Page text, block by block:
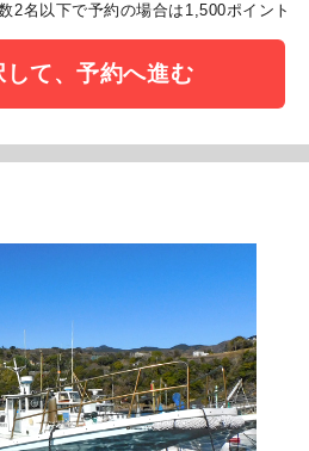
2名以下で予約の場合は1,500ポイント
して、予約へ進む